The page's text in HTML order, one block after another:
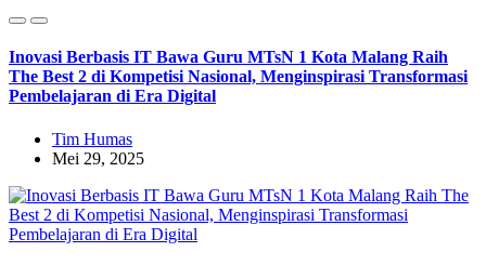
Inovasi Berbasis IT Bawa Guru MTsN 1 Kota Malang Raih
The Best 2 di Kompetisi Nasional, Menginspirasi Transformasi
Pembelajaran di Era Digital
Tim Humas
Mei 29, 2025